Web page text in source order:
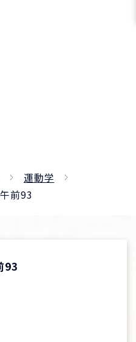
運動学
前93
93